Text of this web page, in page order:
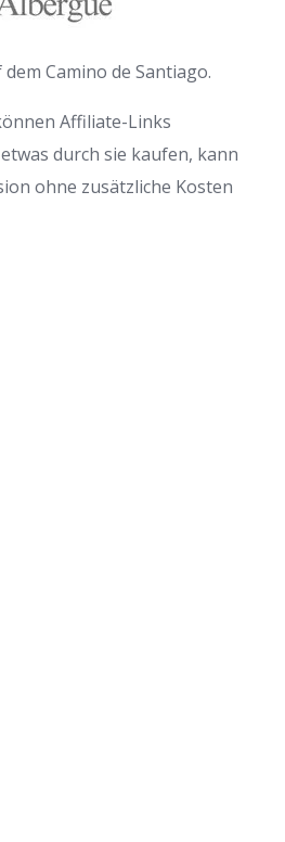
Camino de Santiago.
Affiliate-Links
durch sie kaufen, kann
ohne zusätzliche Kosten